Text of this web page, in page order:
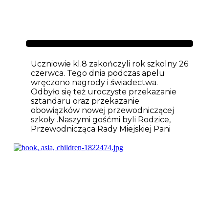
Aktualności
Uczniowie kl.8 zakończyli rok szkolny 26
czerwca. Tego dnia podczas apelu
wręczono nagrody i świadectwa.
Odbyło się też uroczyste przekazanie
sztandaru oraz przekazanie
obowiązków nowej przewodniczącej
szkoły .Naszymi gośćmi byli Rodzice,
Przewodnicząca Rady Miejskiej Pani